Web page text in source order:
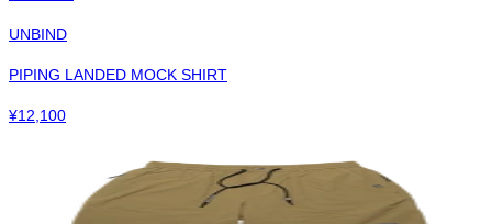
UNBIND
PIPING LANDED MOCK SHIRT
¥12,100